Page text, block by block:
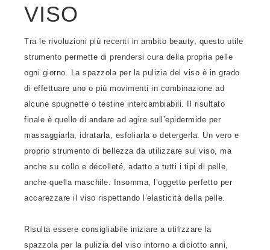
VISO
Tra le rivoluzioni più recenti in ambito beauty, questo utile
strumento permette di prendersi cura della propria pelle
ogni giorno. La spazzola per la pulizia del viso è in grado
di effettuare uno o più movimenti in combinazione ad
alcune spugnette o testine intercambiabili. Il risultato
finale è quello di andare ad agire sull’epidermide per
massaggiarla, idratarla, esfoliarla o detergerla. Un vero e
proprio strumento di bellezza da utilizzare sul viso, ma
anche su collo e décolleté, adatto a tutti i tipi di pelle,
anche quella maschile. Insomma, l’oggetto perfetto per
accarezzare il viso rispettando l’elasticità della pelle.
Risulta essere consigliabile iniziare a utilizzare la
spazzola per la pulizia del viso intorno a diciotto anni,